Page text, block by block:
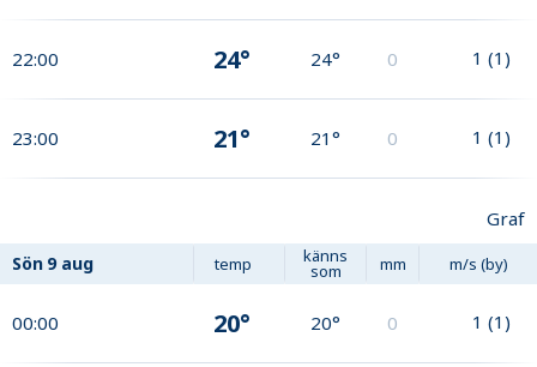
22:00 24° 24° 0 1 (1)
23:00 21° 21° 0 1 (1)
Graf
Sön 9 aug temp känns
som mm m/s (by)
00:00 20° 20° 0 1 (1)